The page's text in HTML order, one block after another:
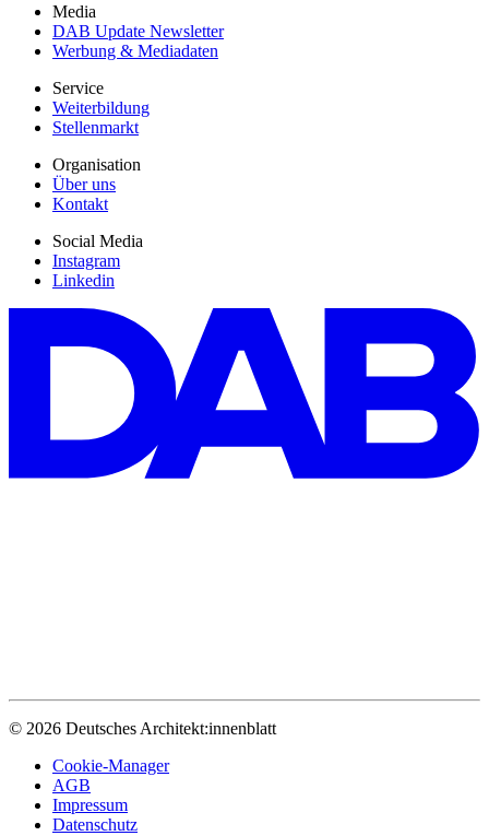
Media
DAB Update Newsletter
Werbung & Mediadaten
Service
Weiterbildung
Stellenmarkt
Organisation
Über uns
Kontakt
Social Media
Instagram
Linkedin
© 2026 Deutsches Architekt:innenblatt
Cookie-Manager
AGB
Impressum
Datenschutz